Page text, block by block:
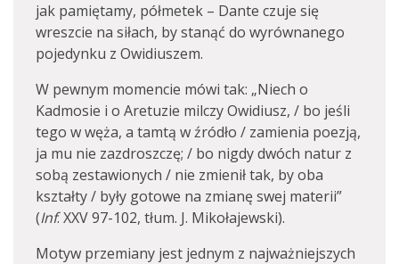
jak pamiętamy, półmetek – Dante czuje się
wreszcie na siłach, by stanąć do wyrównanego
pojedynku z Owidiuszem.
W pewnym momencie mówi tak: „Niech o
Kadmosie i o Aretuzie milczy Owidiusz, / bo jeśli
tego w węża, a tamtą w źródło / zamienia poezją,
ja mu nie zazdroszczę; / bo nigdy dwóch natur z
sobą zestawionych / nie zmienił tak, by oba
kształty / były gotowe na zmianę swej materii”
(Inf. XXV 97-102, tłum. J. Mikołajewski).
Motyw przemiany jest jednym z najważniejszych